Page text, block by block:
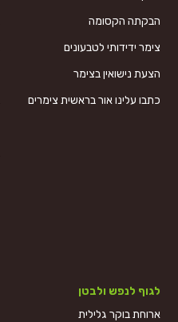
הבקתה הקסומה
צימר ידידותי לטבעונים
הצעת נישואין בצימר
כתבו עלינו אור בראשית צימרים
לגוף לנפש ולבטן
ארוחת בוקר גלילית